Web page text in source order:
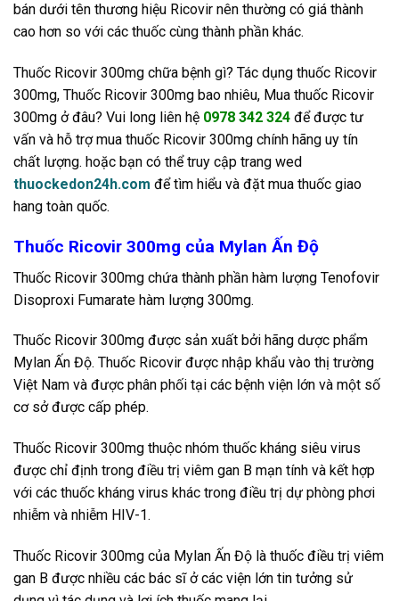
bán dưới tên thương hiệu Ricovir nên thường có giá thành
cao hơn so với các thuốc cùng thành phần khác.
Thuốc Ricovir 300mg chữa bệnh gì? Tác dụng thuốc Ricovir
300mg, Thuốc Ricovir 300mg bao nhiêu, Mua thuốc Ricovir
300mg ở đâu? Vui long liên hệ 0978 342 324 để được tư
vấn và hỗ trợ mua thuốc Ricovir 300mg chính hãng uy tín
chất lượng. hoặc bạn có thể truy cập trang wed
thuockedon24h.com để tìm hiểu và đặt mua thuốc giao
hang toàn quốc.
Thuốc Ricovir 300mg của Mylan Ấn Độ
Thuốc Ricovir 300mg chứa thành phần hàm lượng Tenofovir
Disoproxi Fumarate hàm lượng 300mg.
Thuốc Ricovir 300mg được sản xuất bởi hãng dược phẩm
Mylan Ấn Độ. Thuốc Ricovir được nhập khẩu vào thị trường
Việt Nam và được phân phối tại các bệnh viện lớn và một số
cơ sở được cấp phép.
Thuốc Ricovir 300mg thuộc nhóm thuốc kháng siêu virus
được chỉ định trong điều trị viêm gan B mạn tính và kết hợp
với các thuốc kháng virus khác trong điều trị dự phòng phơi
nhiễm và nhiễm HIV-1.
Thuốc Ricovir 300mg của Mylan Ấn Độ là thuốc điều trị viêm
gan B được nhiều các bác sĩ ở các viện lớn tin tưởng sử